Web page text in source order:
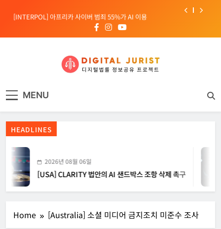
[소청백의 노동&사람] 삼성SDS 노동조합 설립을 바라보며
[USA] CLARITY 법안의 AI 샌드박스 조항 삭제 촉구
[INTERPOL] 아프리카 사이버 범죄 55%가 AI 이용
[소청백의 노동&사람] 삼성SDS 노동조합 설립을 바라보며
MENU
HEADLINES
2026년 08월 06일
[USA] CLARITY 법안의 AI 샌드박스 조항 삭제 촉구
Home [Australia] 소셜 미디어 금지조치 미준수 조사